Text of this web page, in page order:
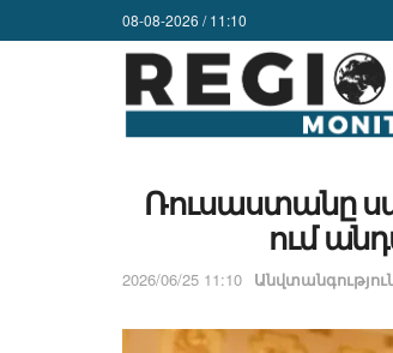
08-08-2026 / 11:10
Ռուսաստանը
ում
2026/06/25 11:10